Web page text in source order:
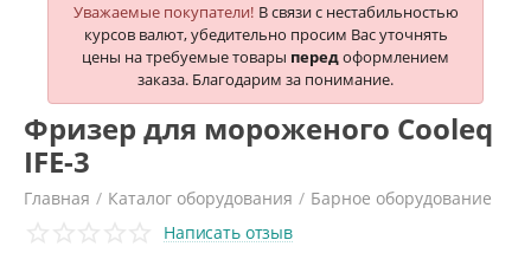
Уважаемые покупатели! В связи с нестабильностью
курсов валют, убедительно просим Вас уточнять
цены на требуемые товары передоформлением
заказа. Благодарим за понимание.
Фризер для мороженого Cooleq
IFE-3
Главная / Каталог оборудования / Барное оборудование
Фризеры для мороженого / Cooleq
Написать отзыв